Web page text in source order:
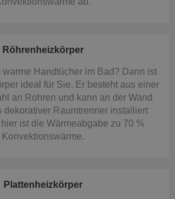
Röhrenheizkörper
warme Handtücher im Bad? Dann ist
ideal für Sie. Er besteht aus einer
an Rohren und kann an der Wand
dekorativer Raumtrenner installiert
ist die Wärmeabgabe zu 70 %
Konvektionswärme.
Plattenheizkörper